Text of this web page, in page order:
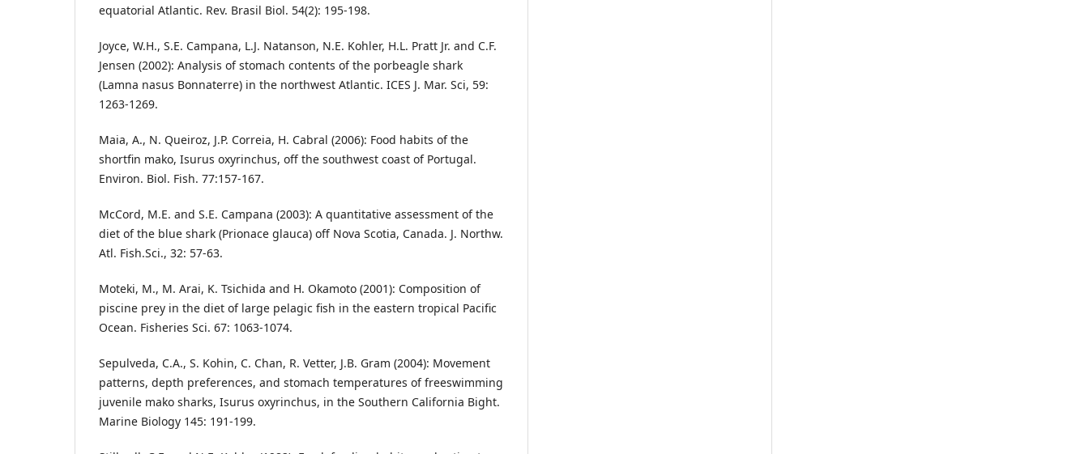
equatorial Atlantic. Rev. Brasil Biol. 54(2): 195-198.
Joyce, W.H., S.E. Campana, L.J. Natanson, N.E. Kohler, H.L. Pratt Jr. and C.F.
Jensen (2002): Analysis of stomach contents of the porbeagle shark
(Lamna nasus Bonnaterre) in the northwest Atlantic. ICES J. Mar. Sci, 59:
1263-1269.
Maia, A., N. Queiroz, J.P. Correia, H. Cabral (2006): Food habits of the
shortfin mako, Isurus oxyrinchus, off the southwest coast of Portugal.
Environ. Biol. Fish. 77:157-167.
McCord, M.E. and S.E. Campana (2003): A quantitative assessment of the
diet of the blue shark (Prionace glauca) off Nova Scotia, Canada. J. Northw.
Atl. Fish.Sci., 32: 57-63.
Moteki, M., M. Arai, K. Tsichida and H. Okamoto (2001): Composition of
piscine prey in the diet of large pelagic fish in the eastern tropical Pacific
Ocean. Fisheries Sci. 67: 1063-1074.
Sepulveda, C.A., S. Kohin, C. Chan, R. Vetter, J.B. Gram (2004): Movement
patterns, depth preferences, and stomach temperatures of freeswimming
juvenile mako sharks, Isurus oxyrinchus, in the Southern California Bight.
Marine Biology 145: 191-199.